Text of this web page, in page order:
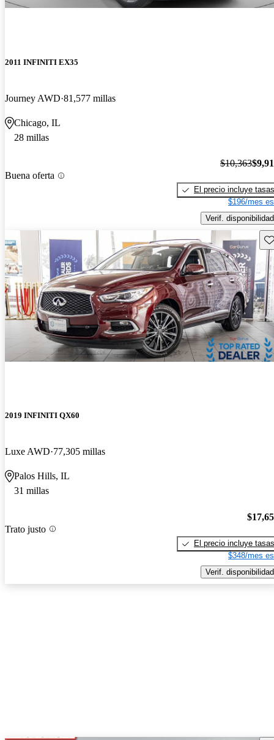
2011 INFINITI EX35
Journey AWD 81,577 millas
Chicago, IL
28 millas
Buena oferta
$10,363
El precio incluye tasas
$196/mes
Verif. disponibilidad
2019 INFINITI QX60
Luxe AWD 77,305 millas
Palos Hills, IL
31 millas
Trato justo
El precio incluye tasas
$348/mes
Verif. disponibilidad